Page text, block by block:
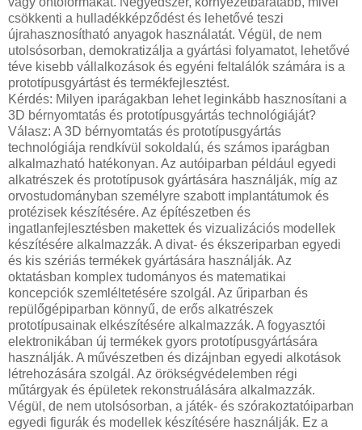
csökkenti a hulladékképződést és lehetővé teszi
újrahasznosítható anyagok használatát. Végül, de nem
utolsósorban, demokratizálja a gyártási folyamatot, lehetővé
téve kisebb vállalkozások és egyéni feltalálók számára is a
prototípusgyártást és termékfejlesztést.
Kérdés: Milyen iparágakban lehet leginkább hasznosítani a
3D bérnyomtatás és prototípusgyártás technológiáját?
Válasz: A 3D bérnyomtatás és prototípusgyártás
technológiája rendkívül sokoldalú, és számos iparágban
alkalmazható hatékonyan. Az autóiparban például egyedi
alkatrészek és prototípusok gyártására használják, míg az
orvostudományban személyre szabott implantátumok és
protézisek készítésére. Az építészetben és
ingatlanfejlesztésben makettek és vizualizációs modellek
készítésére alkalmazzák. A divat- és ékszeriparban egyedi
és kis szériás termékek gyártására használják. Az
oktatásban komplex tudományos és matematikai
koncepciók szemléltetésére szolgál. Az űriparban és
repülőgépiparban könnyű, de erős alkatrészek
prototípusainak elkészítésére alkalmazzák. A fogyasztói
elektronikában új termékek gyors prototípusgyártására
használják. A művészetben és dizájnban egyedi alkotások
létrehozására szolgál. Az örökségvédelemben régi
műtárgyak és épületek rekonstruálására alkalmazzák.
Végül, de nem utolsósorban, a játék- és szórakoztatóiparban
egyedi figurák és modellek készítésére használják. Ez a